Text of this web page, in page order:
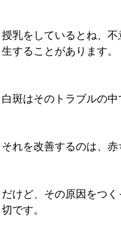
授乳をしているとね、
生することがあります。
白斑はそのトラブルの中
それを改善するのは、
だけど、その原因をつ
切です。